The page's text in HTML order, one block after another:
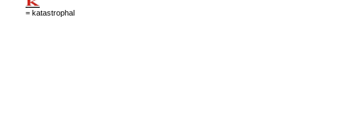
= katastrophal